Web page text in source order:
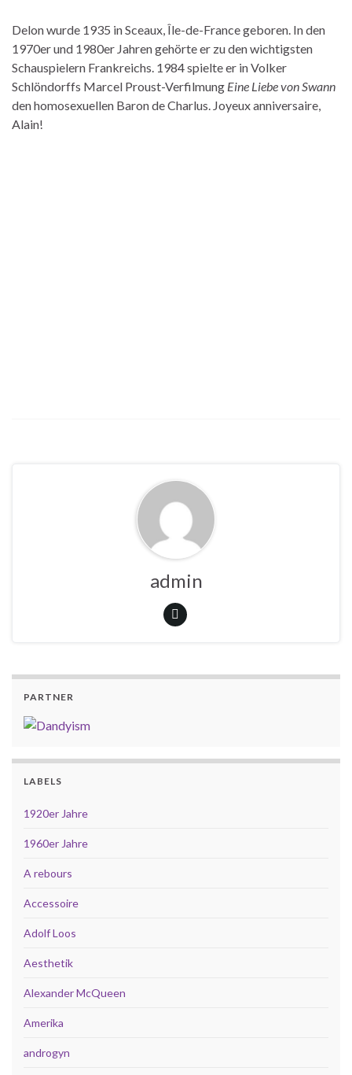
Delon wurde 1935 in Sceaux, Île-de-France geboren. In den
1970er und 1980er Jahren gehörte er zu den wichtigsten
Schauspielern Frankreichs. 1984 spielte er in Volker
Schlöndorffs Marcel Proust-Verfilmung Eine Liebe von Swann
den homosexuellen Baron de Charlus. Joyeux anniversaire,
Alain!
admin
PARTNER
LABELS
1920er Jahre
1960er Jahre
A rebours
Accessoire
Adolf Loos
Aesthetik
Alexander McQueen
Amerika
androgyn